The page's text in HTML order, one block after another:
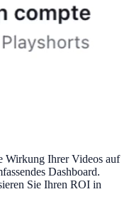
Wirkung Ihrer Videos auf
Dashboard.
Sie Ihren ROI in